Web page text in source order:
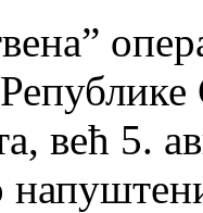
већ 5.